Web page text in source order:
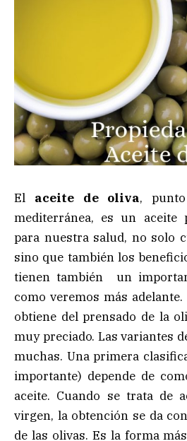
El aceite de oliva,
mediterránea, es un aceite
para nuestra salud, no solo
sino que también los
tienen también un
como veremos más
obtiene del prensado de la
muy preciado. Las variantes
muchas. Una primera
importante) depende de
aceite. Cuando se trata de
virgen, la obtención se da
de las olivas. Es la forma